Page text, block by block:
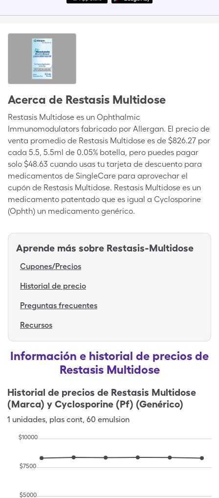
Acerca de Restasis Multidose
Restasis Multidose es un Ophthalmic
Immunomodulators fabricado por Allergan. El precio de
venta promedio de Restasis Multidose es de $826.27 por
cada 5.5, 5.5ml de 0.05% botella, pero puedes pagar
solo $48.63 cuando usas tu tarjeta de descuento para
medicamentos de SingleCare para aprovechar el
cupón de Restasis Multidose. Restasis Multidose es un
medicamento patentado que es igual a Cyclosporine
(Ophth) un medicamento genérico.
Aprende más sobre Restasis-Multidose
Cupones/Precios
Historial de precio
Preguntas frecuentes
Recursos
Información e historial de precios de
Restasis Multidose
Historial de precios de Restasis Multidose
(Marca) y Cyclosporine (Pf) (Genérico)
1 unidades, plas cont, 60 emulsion
$5000
$7500
$10000